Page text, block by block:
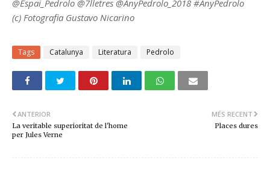
@Espai_Pedrolo @7lletres @AnyPedrolo_2018 #AnyPedrolo
(c) Fotografia Gustavo Nicarino
Tags Catalunya Literatura Pedrolo
MÉS RECENT
Places dures
ANTERIOR
La veritable superioritat de l'home
per Jules Verne